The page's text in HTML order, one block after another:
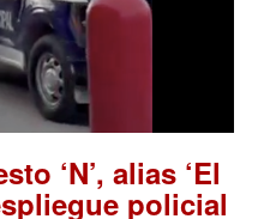
‘N’, alias ‘El
policial